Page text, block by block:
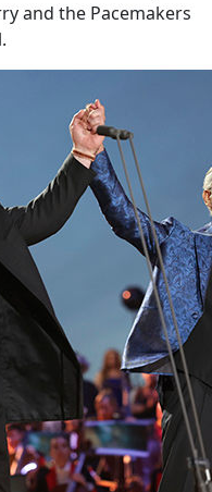
and the Pacemakers